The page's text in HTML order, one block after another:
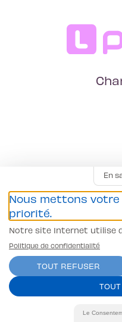
En
Nous mettons
priorité.
Notre site Internet utilise
Politique de confidentialité
TOUT REFUSER
Le